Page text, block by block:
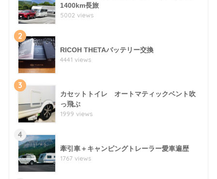
1400km長旅
5002 views
2
RICOH THETAバッテリー交換
4441 views
3
カセットトイレ オートマティックベント吹
っ飛ぶ
1999 views
4
牽引車＋キャンピングトレーラー愛車遍歴
1767 views